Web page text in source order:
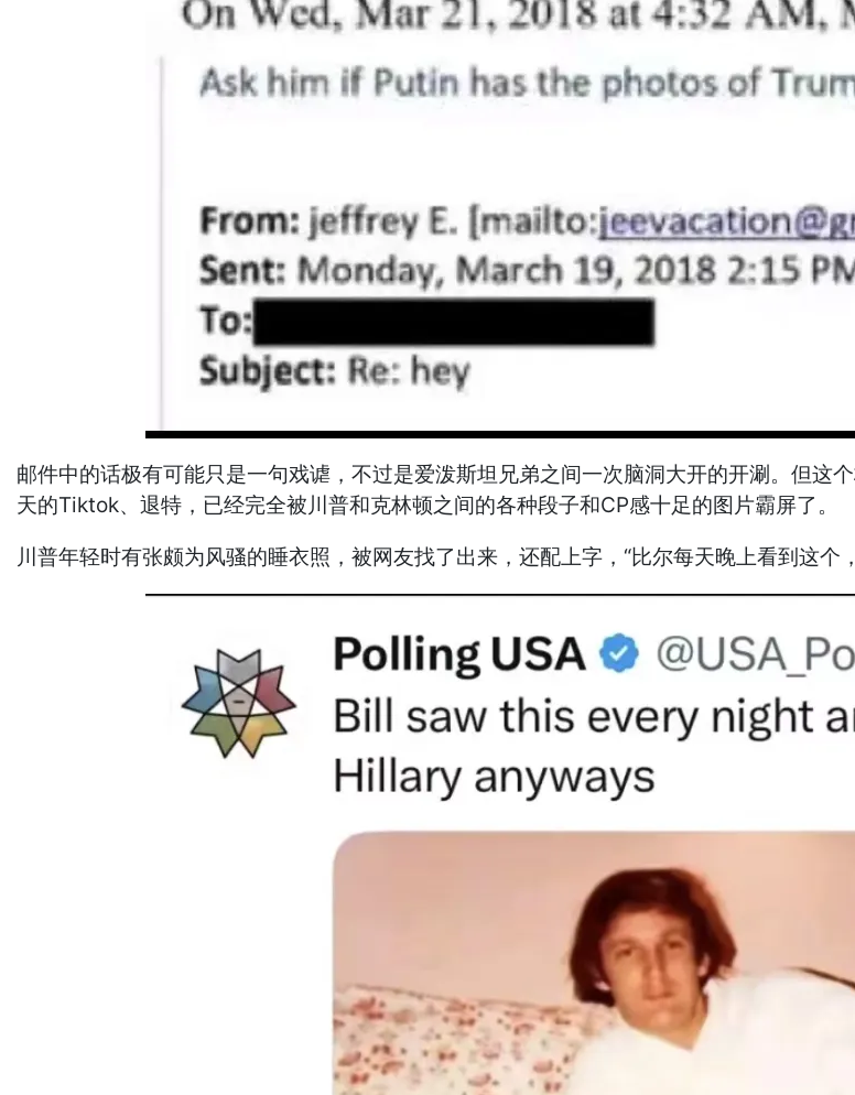
邮件中的话极有可能只是一句戏谑，不过是爱泼斯坦兄弟之间一次脑洞大开的开涮。但这
天的Tiktok、退特，已经完全被川普和克林顿之间的各种段子和CP感十足的图片霸屏了。
川普年轻时有张颇为风骚的睡衣照，被网友找了出来，还配上字，“比尔每天晚上看到这个